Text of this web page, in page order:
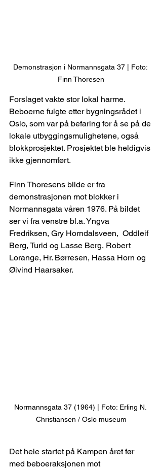
Demonstrasjon i Normannsgata 37 | Foto:
Finn Thoresen
Forslaget vakte stor lokal harme.
Beboerne fulgte etter bygningsrådet i
Oslo, som var på befaring for å se på de
lokale utbyggingsmulighetene, også
blokkprosjektet. Prosjektet ble heldigvis
ikke gjennomført.
Finn Thoresens bilde er fra
demonstrasjonen mot blokker i
Normannsgata våren 1976. På bildet
ser vi fra venstre bl.a. Yngva
Fredriksen, Gry Horndalsveen,  Oddleif
Berg, Turid og Lasse Berg, Robert
Lorange, Hr. Børresen, Hassa Horn og
Øivind Haarsaker.
Normannsgata 37 (1964) | Foto: Erling N.
Christiansen / Oslo museum
Det hele startet på Kampen året før
med beboeraksjonen mot